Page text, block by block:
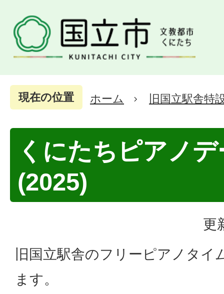
現在の位置 ホーム 旧国立駅舎特
くにたちピアノ
(2025)
更
旧国立駅舎のフリーピアノタイ
ます。